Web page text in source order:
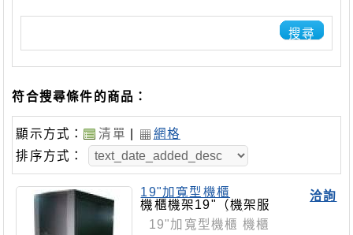
搜尋
符合搜尋條件的商品：
顯示方式： 清單
網格
排序方式：
洽詢
19"加寬型機櫃
機櫃機架19"（機架服
務器）JSNA系列
19"加寬型機櫃 機櫃